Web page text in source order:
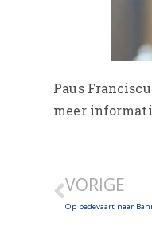
Paus
meer
VORIGE
Op bedevaart naar